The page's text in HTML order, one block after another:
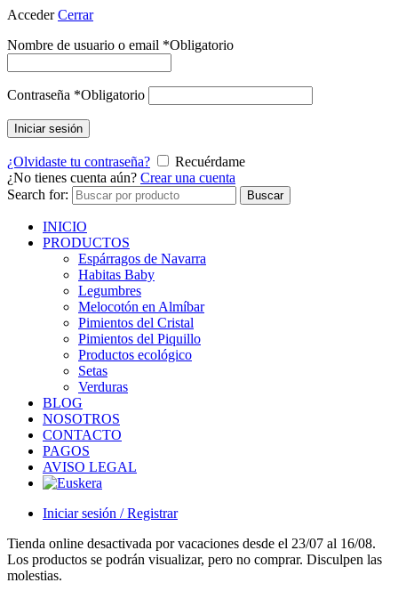
Acceder Cerrar
Nombre de usuario o email *Obligatorio
Contraseña *Obligatorio
Iniciar sesión
¿Olvidaste tu contraseña?
Recuérdame
¿No tienes cuenta aún? Crear una cuenta
Search for:
Buscar
INICIO
PRODUCTOS
Espárragos de Navarra
Habitas Baby
Legumbres
Melocotón en Almíbar
Pimientos del Cristal
Pimientos del Piquillo
Productos ecológico
Setas
Verduras
BLOG
NOSOTROS
CONTACTO
PAGOS
AVISO LEGAL
Iniciar sesión / Registrar
Tienda online desactivada por vacaciones desde el 23/07 al 16/08.
Los productos se podrán visualizar, pero no comprar. Disculpen las
molestias.